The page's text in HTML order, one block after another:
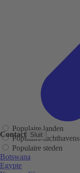
Contact Sluit
Populaire landen
Populaire luchthavens
Populaire steden
Botswana
Egypte